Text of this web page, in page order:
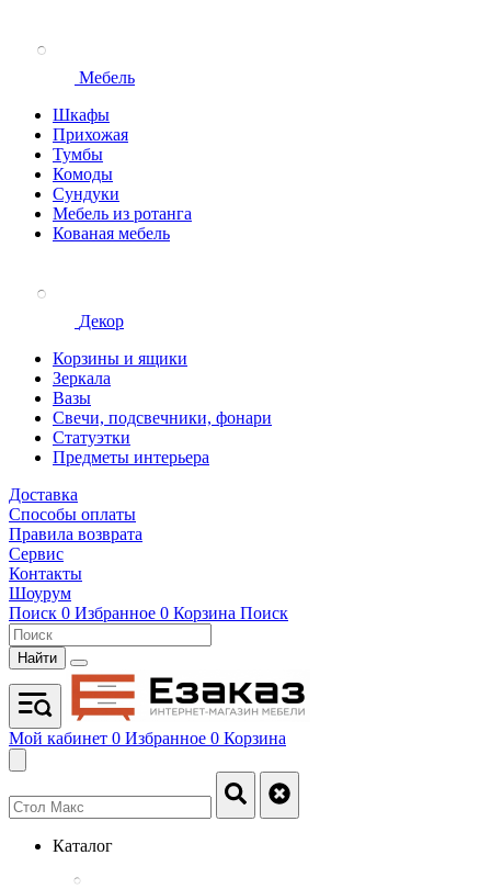
Мебель
Шкафы
Прихожая
Тумбы
Комоды
Сундуки
Мебель из ротанга
Кованая мебель
Декор
Корзины и ящики
Зеркала
Вазы
Свечи, подсвечники, фонари
Статуэтки
Предметы интерьера
Доставка
Способы оплаты
Правила возврата
Сервис
Контакты
Шоурум
Поиск 0 Избранное 0 Корзина Поиск
Найти
Мой кабинет 0 Избранное 0 Корзина
Каталог